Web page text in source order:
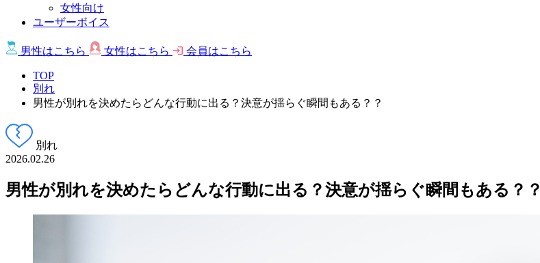
女性向け
ユーザーボイス
男性はこちら 女性はこちら 会員はこちら
TOP
別れ
男性が別れを決めたらどんな行動に出る？決意が揺らぐ瞬間もある？？
別れ
2026.02.26
男性が別れを決めたらどんな行動に出る？決意が揺らぐ瞬間もある？？